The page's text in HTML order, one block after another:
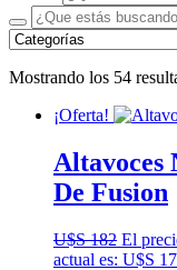
Mostrando los 54
¡Oferta!
Altavoces
De Fusion
U$S182 El
actual es: U$S